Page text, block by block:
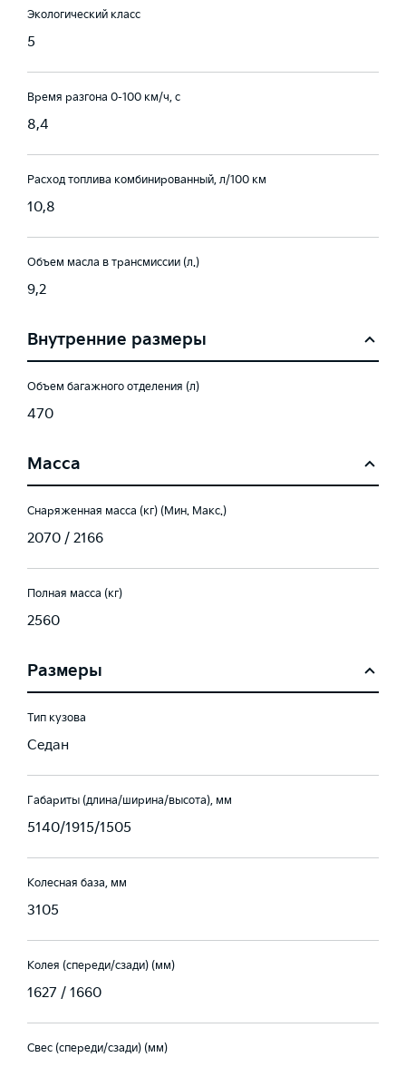
Экологический класс
5
Время разгона 0-100 км/ч, с
8,4
Расход топлива комбинированный, л/100 км
10,8
Объем масла в трансмиссии (л.)
9,2
Внутренние размеры
Объем багажного отделения (л)
470
Масса
Снаряженная масса (кг) (Мин. Макс.)
2070 / 2166
Полная масса (кг)
2560
Размеры
Тип кузова
Седан
Габариты (длина/ширина/высота), мм
5140/1915/1505
Колесная база, мм
3105
Колея (спереди/сзади) (мм)
1627 / 1660
Свес (спереди/сзади) (мм)